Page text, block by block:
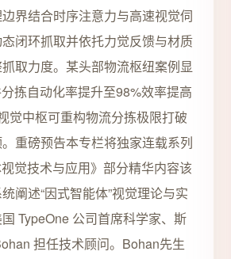
界结合时序注意力与高速视觉伺
闭环抓取并依托力觉反馈与材质
取力度。某头部物流枢纽案例显
拣自动化率提升至98%效率提高
觉中枢可重构物流分拣极限打破
重磅预告本专栏将独家连载系列
觉技术与应用》部分精华内容该
阐述“因式智能体”视觉理论与实
TypeOne 公司首席科学家、斯
担任技术顾问。Bohan先生